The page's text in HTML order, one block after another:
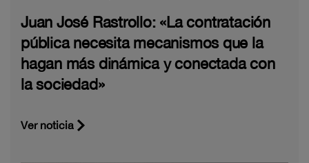
Juan José Rastrollo: «La contratación
pública necesita mecanismos que la
hagan más dinámica y conectada con
la sociedad»
Ver noticia